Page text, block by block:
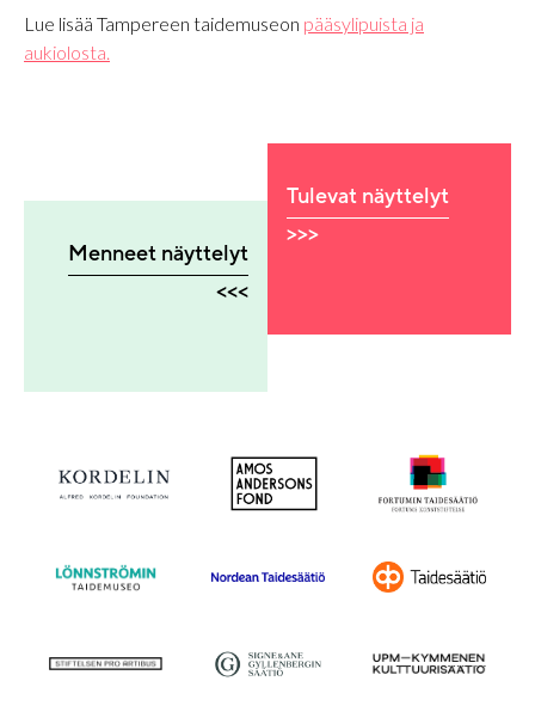
Lue lisää Tampereen taidemuseon pääsylipuista ja
aukiolosta.
Menneet näyttelyt
<<<
Tulevat näyttelyt
>>>